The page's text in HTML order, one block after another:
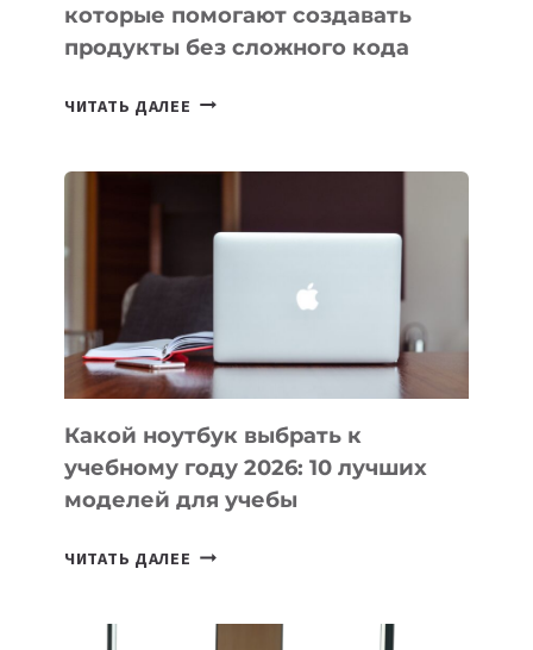
которые помогают создавать
продукты без сложного кода
ЧИТАТЬ ДАЛЕЕ 7
ПОМОГАЮТ
СОЗДАВАТЬ
БЕЗ
СЛОЖНОГО
КОДА
Какой ноутбук выбрать к
учебному году 2026: 10 лучших
моделей для учебы
ЧИТАТЬ ДАЛЕЕ КАКОЙ